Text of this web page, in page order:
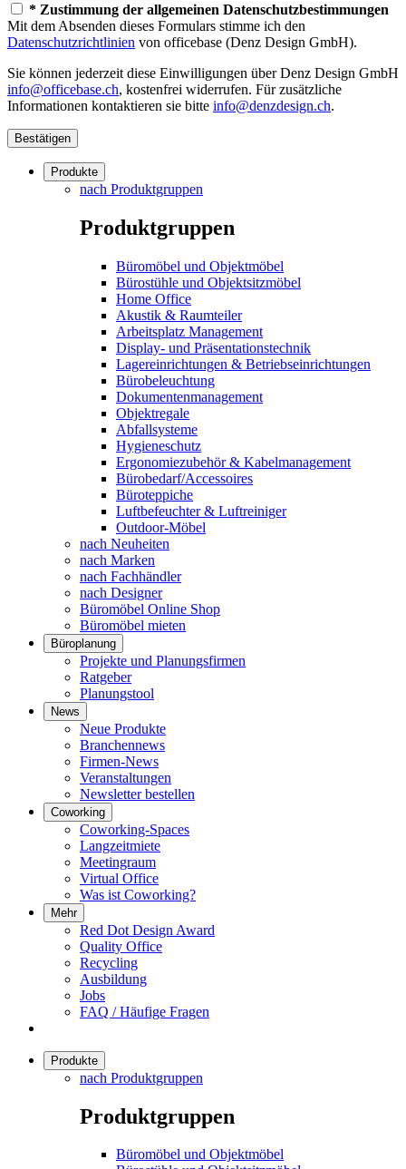
* Zustimmung der allgemeinen Datenschutzbestimmungen
Mit dem Absenden dieses Formulars stimme ich den
Datenschutzrichtlinien von officebase (Denz Design GmbH).
Sie können jederzeit diese Einwilligungen über Denz Design GmbH
info@officebase.ch, kostenfrei widerrufen. Für zusätzliche
Informationen kontaktieren sie bitte info@denzdesign.ch.
Bestätigen
Produkte
nach Produktgruppen
Produktgruppen
Büromöbel und Objektmöbel
Bürostühle und Objektsitzmöbel
Home Office
Akustik & Raumteiler
Arbeitsplatz Management
Display- und Präsentationstechnik
Lagereinrichtungen & Betriebseinrichtungen
Bürobeleuchtung
Dokumentenmanagement
Objektregale
Abfallsysteme
Hygieneschutz
Ergonomiezubehör & Kabelmanagement
Bürobedarf/Accessoires
Büroteppiche
Luftbefeuchter & Luftreiniger
Outdoor-Möbel
nach Neuheiten
nach Marken
nach Fachhändler
nach Designer
Büromöbel Online Shop
Büromöbel mieten
Büroplanung
Projekte und Planungsfirmen
Ratgeber
Planungstool
News
Neue Produkte
Branchennews
Firmen-News
Veranstaltungen
Newsletter bestellen
Coworking
Coworking-Spaces
Langzeitmiete
Meetingraum
Virtual Office
Was ist Coworking?
Mehr
Red Dot Design Award
Quality Office
Recycling
Ausbildung
Jobs
FAQ / Häufige Fragen
Produkte
nach Produktgruppen
Produktgruppen
Büromöbel und Objektmöbel